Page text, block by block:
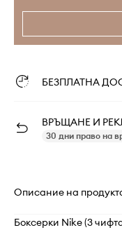
БЕЗПЛАТНА
ВРЪЩАНЕ И
30 дни право на
Описание на
Боксерки Nike (3